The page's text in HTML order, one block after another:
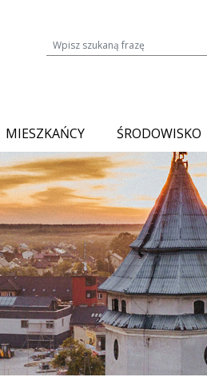
Wyszukiwarka treści na stronie
MIESZKAŃCY ŚRODOWISKO